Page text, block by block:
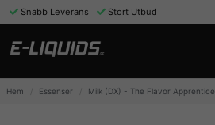
Snabb Leverans Stort Utbud
Hem Essenser Milk (DX) - The Flavor Apprentice